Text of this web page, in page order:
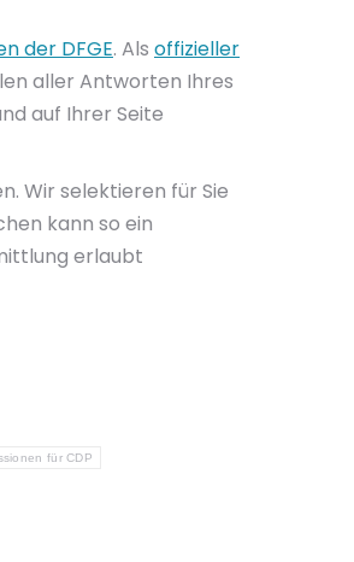
der DFGE. Als offizieller
aller Antworten Ihres
auf Ihrer Seite
Wir selektieren für Sie
kann so ein
erlaubt
für CDP